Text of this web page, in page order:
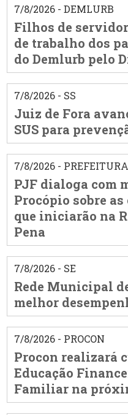
7/8/2026 - DEMLURB
Filhos de
de trabalho dos
do Demlurb pelo
7/8/2026 - SS
Juiz de Fora
SUS para
7/8/2026 - PREFEITURA
PJF dialoga com
Procópio sobre
que iniciarão na
Pena
7/8/2026 - SE
Rede Municipal
melhor
7/8/2026 - PROCON
Procon realizará
Educação
Familiar na